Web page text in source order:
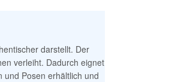
darstellt. Der
verleiht. Dadurch eignet
und Posen erhältlich und